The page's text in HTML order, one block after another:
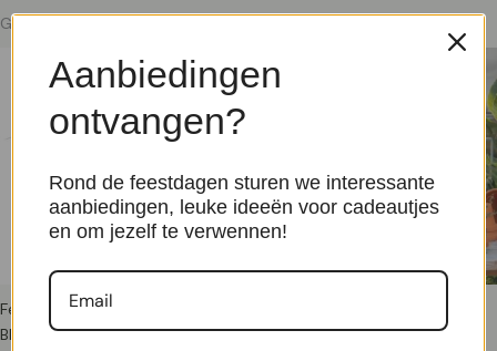
Gerelateerde producten
Festuca glauca Azura Blue –
Blauw Schapengras – P19
Aanbiedingen
ontvangen?
Rond de feestdagen sturen we interessante
aanbiedingen, leuke ideeën voor cadeautjes
en om jezelf te verwennen!